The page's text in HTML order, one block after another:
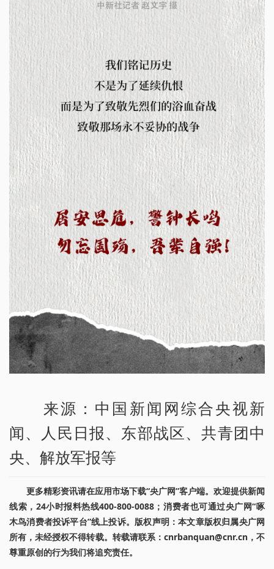
来源：中国新闻网综合央视新
闻、人民日报、东部战区、共青团中
央、解放军报等
更多精彩资讯请在应用市场下载“央广网”客户端。欢迎提供新闻
线索，24小时报料热线400-800-0088；消费者也可通过央广网“啄
木鸟消费者投诉平台”线上投诉。版权声明：本文章版权归属央广网
所有，未经授权不得转载。转载请联系：cnrbanquan@cnr.cn，不
尊重原创的行为我们将追究责任。